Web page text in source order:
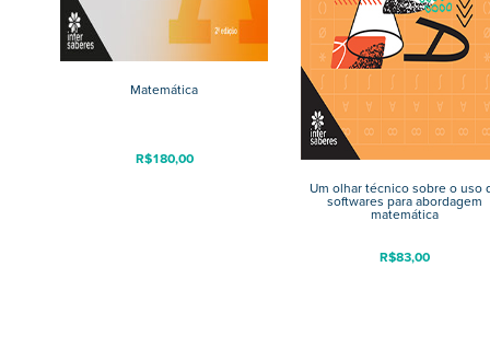
Matemática
R$180,00
Um olhar técnico sobre o uso
softwares para abordagem
matemática
R$83,00